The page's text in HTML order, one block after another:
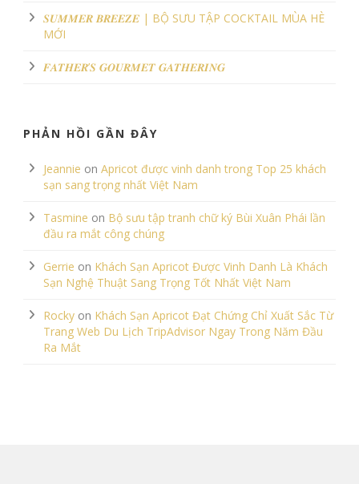
𝑺𝑼𝑴𝑴𝑬𝑹 𝑩𝑹𝑬𝑬𝒁𝑬 | BỘ SƯU TẬP COCKTAIL MÙA HÈ
MỚI
𝑭𝑨𝑻𝑯𝑬𝑹’𝑺 𝑮𝑶𝑼𝑹𝑴𝑬𝑻 𝑮𝑨𝑻𝑯𝑬𝑹𝑰𝑵𝑮
PHẢN HỒI GẦN ĐÂY
Jeannie on Apricot được vinh danh trong Top 25 khách
sạn sang trọng nhất Việt Nam
Tasmine on Bộ sưu tập tranh chữ ký Bùi Xuân Phái lần
đầu ra mắt công chúng
Gerrie on Khách Sạn Apricot Được Vinh Danh Là Khách
Sạn Nghệ Thuật Sang Trọng Tốt Nhất Việt Nam
Rocky on Khách Sạn Apricot Đạt Chứng Chỉ Xuất Sắc Từ
Trang Web Du Lịch TripAdvisor Ngay Trong Năm Đầu
Ra Mắt